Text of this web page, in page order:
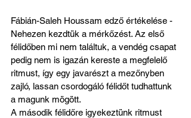
Fábián-Saleh Houssam edző értékelése -
Nehezen kezdtük a mérkőzést. Az első
félidőben mi nem találtuk, a vendég csapat
pedig nem is igazán kereste a megfelelő
ritmust, így egy javarészt a mezőnyben
zajló, lassan csordogáló félidőt tudhattunk
a magunk mögött.
A második félidőre igyekeztünk ritmust